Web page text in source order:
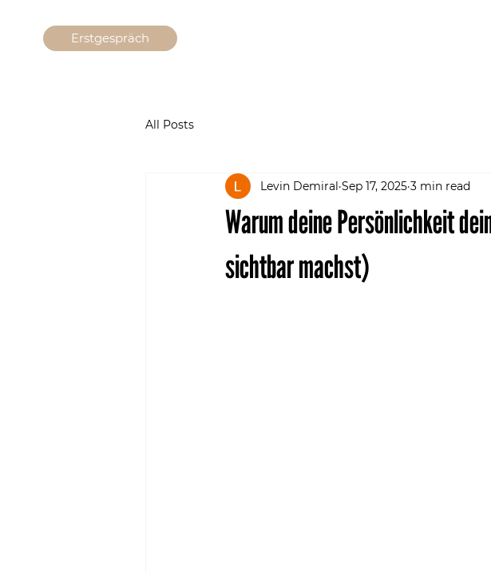
Erstgespräch
All Posts
Warum deine Persönlichkeit
sichtbar machst)
Levin Demiral Sep 17, 2025 3 min read